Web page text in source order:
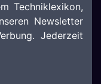
Techniklexikon,
Newsletter
Jederzeit